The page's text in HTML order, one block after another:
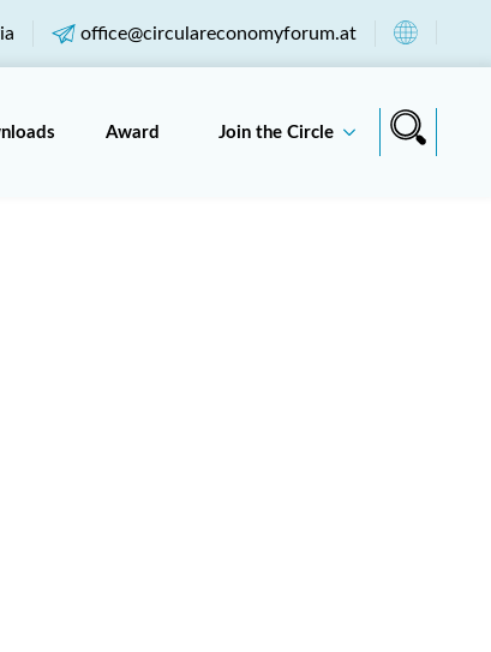
office@circulareconomyforum.at
Award Join the Circle